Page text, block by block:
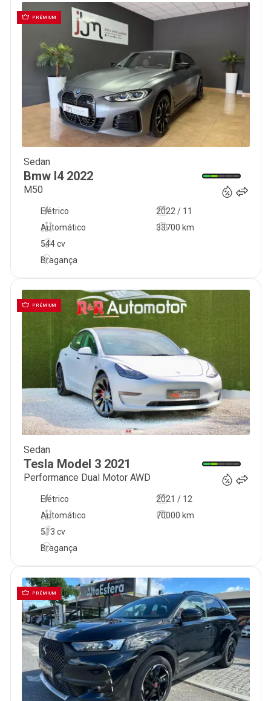
PRÉMIUM
Sedan
Bmw I4 2022
M50
2022 / 11
Automático
33700 km
544 cv
Elétrico
Bragança
PRÉMIUM
Sedan
Tesla Model 3 2021
Performance Dual Motor AWD
2021 / 12
Automático
70000 km
513 cv
Elétrico
Bragança
PRÉMIUM